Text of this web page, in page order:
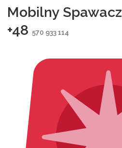
Mobilny Spawacz
+48 570 933 114